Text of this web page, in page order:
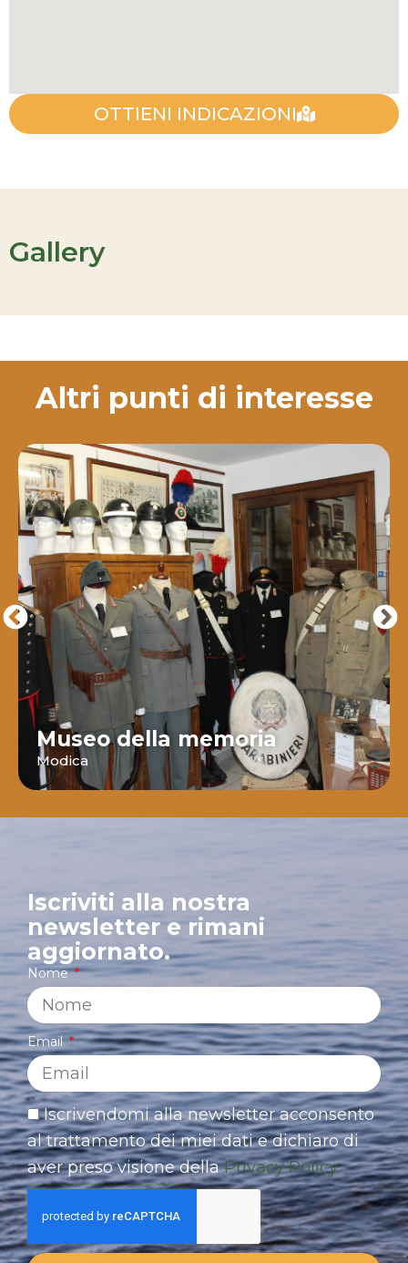
OTTIENI INDICAZIONI
Gallery
Altri punti di interesse
Museo della memoria
Modica
Iscriviti alla nostra
newsletter e rimani
aggiornato.
Nome
Email
Iscrivendomi alla newsletter acconsento
al trattamento dei miei dati e dichiaro di
aver preso visione dellaPrivacy Policy